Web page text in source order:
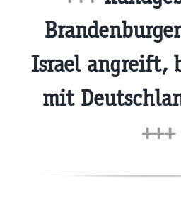
Israel angreift,
mit
+++